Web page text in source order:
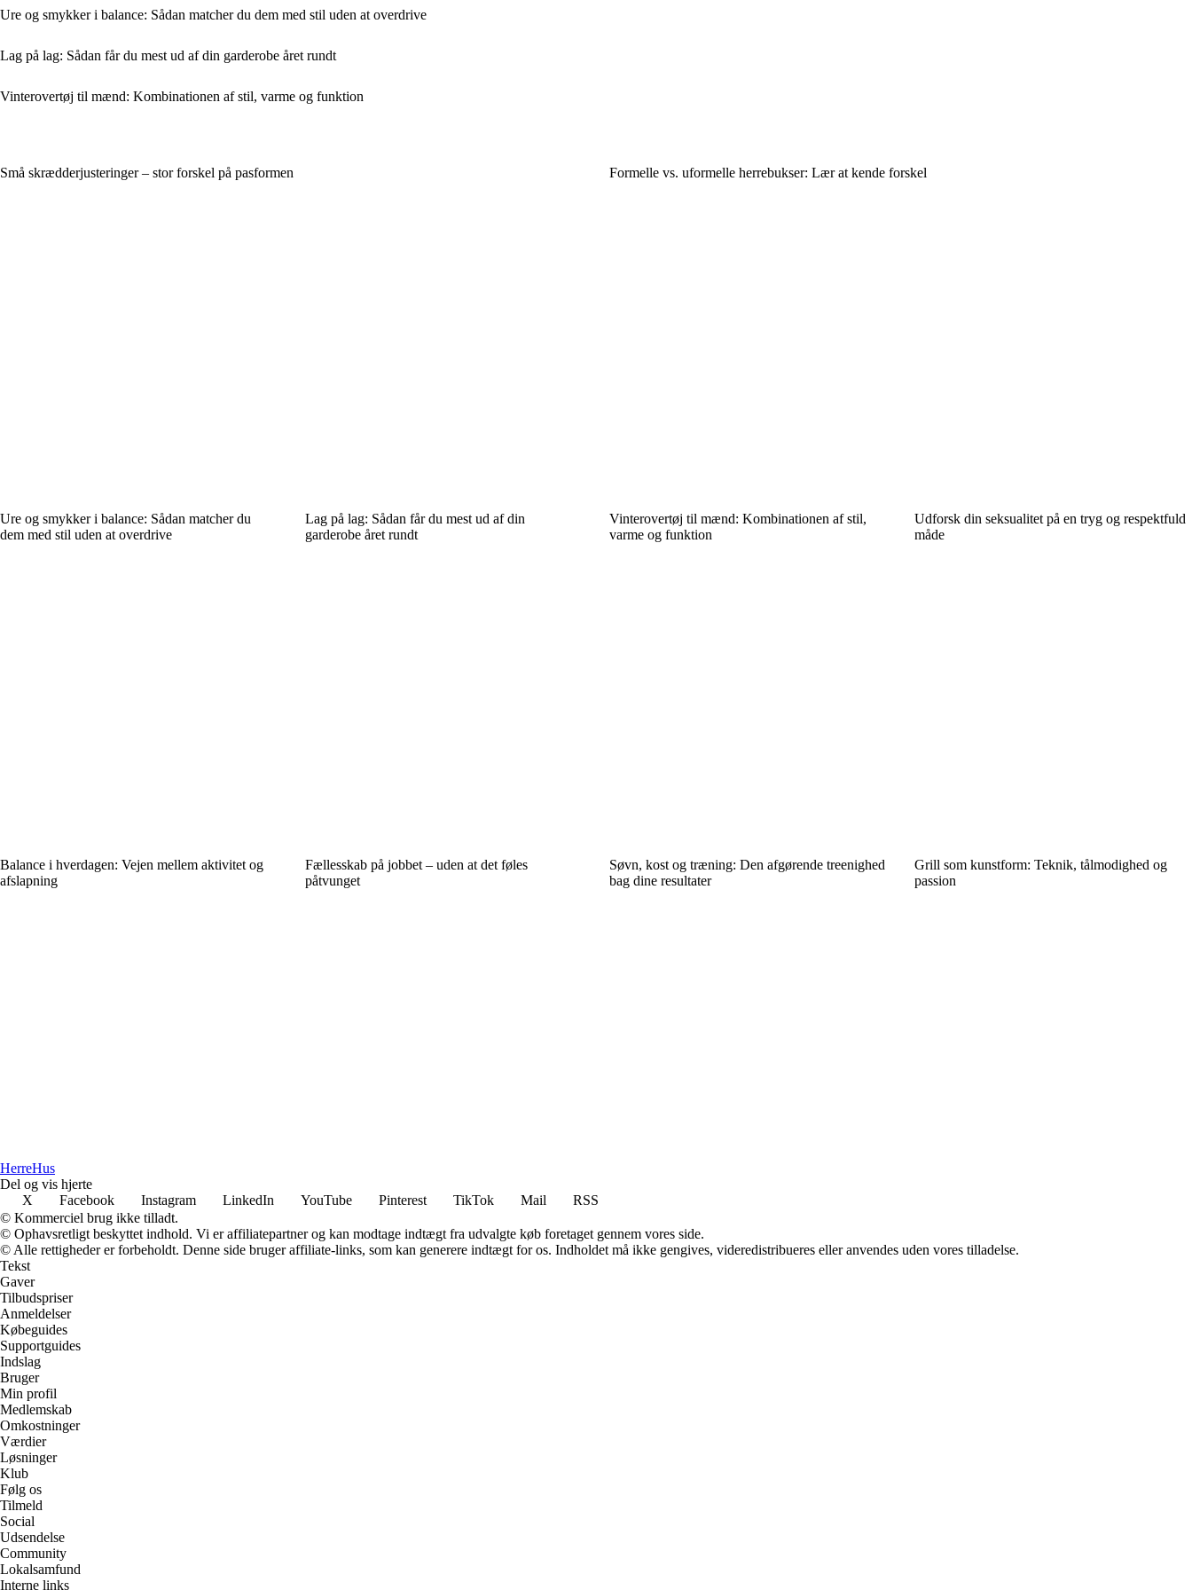
Ure og smykker i balance: Sådan matcher du dem med stil uden at overdrive
Lag på lag: Sådan får du mest ud af din garderobe året rundt
Vinterovertøj til mænd: Kombinationen af stil, varme og funktion
Små skrædderjusteringer – stor forskel på pasformen Formelle vs. uformelle herrebukser: Lær at kende forskel
Ure og smykker i balance: Sådan matcher du
dem med stil uden at overdrive
Lag på lag: Sådan får du mest ud af din
garderobe året rundt
Vinterovertøj til mænd: Kombinationen af stil,
varme og funktion
Udforsk din seksualitet på en tryg og respektfuld
måde
Balance i hverdagen: Vejen mellem aktivitet og
afslapning
Fællesskab på jobbet – uden at det føles
påtvunget
Søvn, kost og træning: Den afgørende treenighed
bag dine resultater
Grill som kunstform: Teknik, tålmodighed og
passion
HerreHus
Del og vis hjerte
X
Facebook Instagram LinkedIn YouTube Pinterest TikTok Mail
RSS
© Kommerciel brug ikke tilladt.
© Ophavsretligt beskyttet indhold. Vi er affiliatepartner og kan modtage indtægt fra udvalgte køb foretaget gennem vores side.
© Alle rettigheder er forbeholdt. Denne side bruger affiliate-links, som kan generere indtægt for os. Indholdet må ikke gengives, videredistribueres eller anvendes uden vores tilladelse.
Tekst
Gaver
Tilbudspriser
Anmeldelser
Købeguides
Supportguides
Indslag
Bruger
Min profil
Medlemskab
Omkostninger
Værdier
Løsninger
Klub
Følg os
Tilmeld
Social
Udsendelse
Community
Lokalsamfund
Interne links